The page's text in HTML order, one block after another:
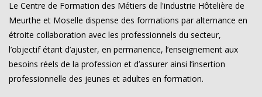
Le Centre de Formation des Métiers de l'industrie Hôtelière de
Meurthe et Moselle dispense des formations par alternance en
étroite collaboration avec les professionnels du secteur,
l’objectif étant d’ajuster, en permanence, l’enseignement aux
besoins réels de la profession et d’assurer ainsi l’insertion
professionnelle des jeunes et adultes en formation.